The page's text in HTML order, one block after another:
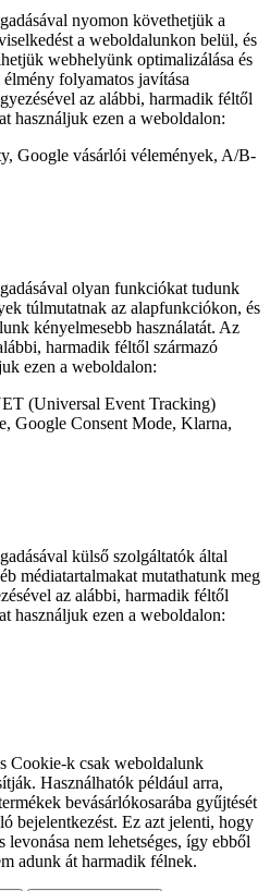
nyomon követhetjük a
a weboldalunkon belül, és
webhelyünk optimalizálása és
folyamatos javítása
az alábbi, harmadik féltől
használjuk ezen a weboldalon:
Google vásárlói vélemények, A/B-
olyan funkciókat tudunk
túlmutatnak az alapfunkciókon, és
kényelmesebb használatát. Az
harmadik féltől származó
ezen a weboldalon:
(Universal Event Tracking)
Google Consent Mode, Klarna,
külső szolgáltatók által
médiatartalmakat mutathatunk meg
az alábbi, harmadik féltől
használjuk ezen a weboldalon:
Cookie-k csak weboldalunk
Használhatók például arra,
bevásárlókosarába gyűjtését
bejelentkezést. Ez azt jelenti, hogy
levonása nem lehetséges, így ebből
adunk át harmadik félnek.